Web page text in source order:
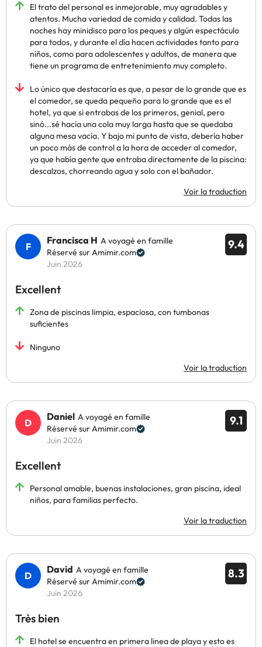
El trato del personal es inmejorable, muy agradables y
atentos. Mucha variedad de comida y calidad. Todas las
noches hay minidisco para los peques y algún espectáculo
para todos, y durante el día hacen actividades tanto para
niños, como para adolescentes y adultos, de manera que
tiene un programa de entretenimiento muy completo.
Lo único que destacaría es que, a pesar de lo grande que es
el comedor, se queda pequeño para lo grande que es el
hotel, ya que si entrabas de los primeros, genial, pero
sinó...sé hacía una cola muy larga hasta que se quedaba
alguna mesa vacía. Y bajo mi punto de vista, debería haber
un poco más de control a la hora de acceder al comedor,
ya que había gente que entraba directamente de la piscina:
descalzos, chorreando agua y solo con el bañador.
Voir la traduction
9.4
Francisca H A voyagé en famille
Réservé sur Amimir.com
Juin 2026
Excellent
Zona de piscinas limpia, espaciosa, con tumbonas
suficientes
Ninguno
Voir la traduction
9.1
Daniel A voyagé en famille
Réservé sur Amimir.com
Juin 2026
Excellent
Personal amable, buenas instalaciones, gran piscina, ideal
niños, para familias perfecto.
Voir la traduction
8.3
David A voyagé en famille
Réservé sur Amimir.com
Juin 2026
Très bien
El hotel se encuentra en primera linea de playa y esto es